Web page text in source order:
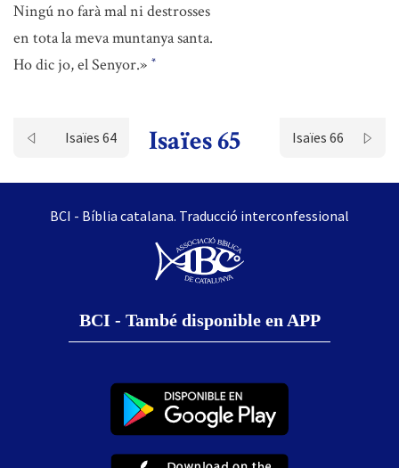
Ningú no farà mal ni destrosses
en tota la meva muntanya santa.
Ho dic jo, el Senyor.» *
Isaïes 64 Isaïes 65 Isaïes 66
BCI - Bíblia catalana. Traducció interconfessional
BCI - També disponible en APP